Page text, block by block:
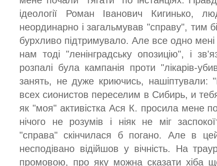
ідеології Роман Іванович Кигинько,
неординарно і загальмував "справу", тим
бурхливо підтримувало. Але все одно
нам тоді "ленінградську опозицію", і
розпалі була кампанія проти "лікарів-
занять, не дуже криючись,
всех сионистов переселим в Сибирь, и
як "моя" активістка Ася К. просила мене
нічого не розумів і ніяк не міг
"справа" скінчилася б погано. Але в
несподівано відійшов у вічність. На
промовою, про яку можна сказати хіба